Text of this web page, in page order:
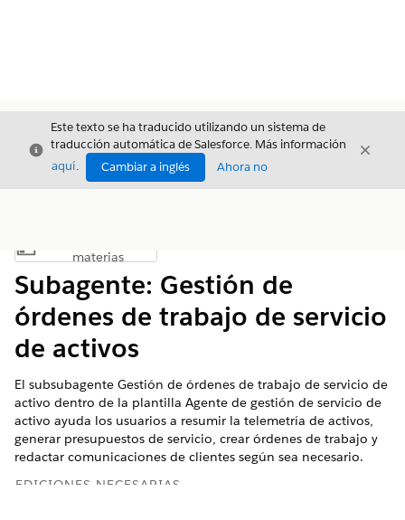
Cerrar
Este texto se ha traducido utilizando un sistema de
traducción automática de Salesforce. Más información
aquí. Cambiar a inglés Ahora no
Cerrar
Mostrar índice de materias
materias
Subagente: Gestión de
órdenes de trabajo de servicio
de activos
El subsubagente Gestión de órdenes de trabajo de servicio de
activo dentro de la plantilla Agente de gestión de servicio de
activo ayuda los usuarios a resumir la telemetría de activos,
generar presupuestos de servicio, crear órdenes de trabajo y
redactar comunicaciones de clientes según sea necesario.
EDICIONES NECESARIAS